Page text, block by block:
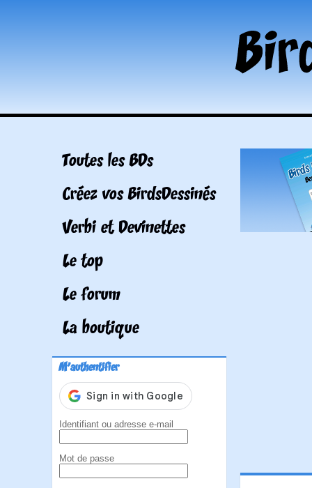
Toutes les BDs
Créez vos BirdsDessinés
Verbi et Devinettes
Le top
Le forum
La boutique
M'authentifier
Identifiant ou adresse e-mail
Mot de passe